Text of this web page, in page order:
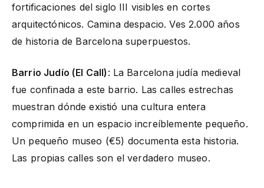
fortificaciones del siglo III visibles en cortes
arquitectónicos. Camina despacio. Ves 2.000 años
de historia de Barcelona superpuestos.
Barrio Judío (El Call) : La Barcelona judía medieval
fue confinada a este barrio. Las calles estrechas
muestran dónde existió una cultura entera
comprimida en un espacio increíblemente pequeño.
Un pequeño museo (€5) documenta esta historia.
Las propias calles son el verdadero museo.